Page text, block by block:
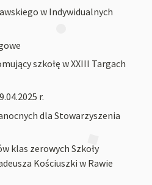
w Indywidualnych
szkołę w XXIII Targach
r.
dla Stowarzyszenia
klas zerowych Szkoły
Kościuszki w Rawie